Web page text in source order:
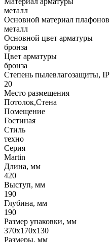
металл
Основной материал плафонов
металл
Основной цвет арматуры
бронза
Цвет арматуры
бронза
Степень пылевлагозащиты, IP
20
Место размещения
Потолок,Стена
Помещение
Гостиная
Стиль
техно
Серия
Martin
Длина, мм
420
Выступ, мм
190
Глубина, мм
190
Размер упаковки, мм
370x170x130
Размеры, мм